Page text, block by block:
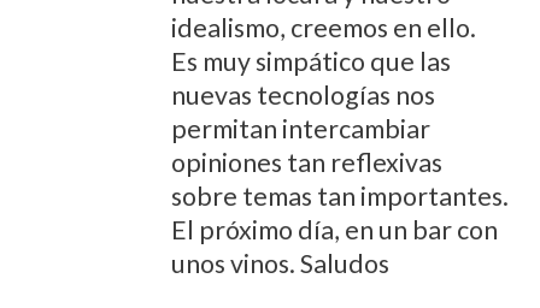
idealismo, creemos en ello.
Es muy simpático que las
nuevas tecnologías nos
permitan intercambiar
opiniones tan reflexivas
sobre temas tan importantes.
El próximo día, en un bar con
unos vinos. Saludos